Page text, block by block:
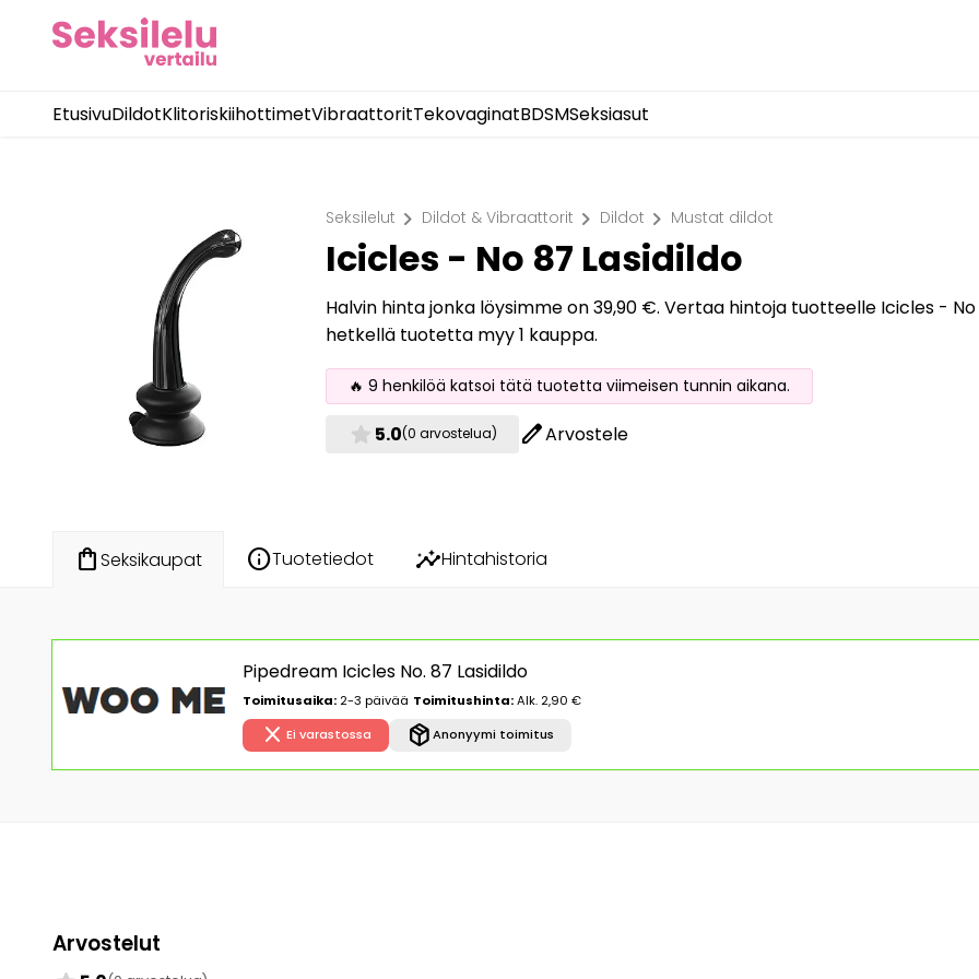
EtusivuDildotKlitoriskiihottimetVibraattoritTekovaginatBDSMSeksiasut
Seksilelut chevron_right Dildot & Vibraattorit chevron_right Dildot chevron_right Mustat dildot
Icicles - No 87 Lasidildo
Halvin hinta jonka löysimme on 39,90 €. Vertaa hintoja tuotteelle Icicles -
hetkellä tuotetta myy 1 kauppa.
🔥 9 henkilöä katsoi tätä tuotetta viimeisen tunnin aikana.
star 5.0(0 arvostelua) editArvostele
shopping_bagSeksikaupat infoTuotetiedot insightsHintahistoria
Pipedream Icicles No. 87 Lasidildo
Toimitusaika: 2-3 päivää Toimitushinta:Alk. 2,90 €
close Ei varastossa package_2Anonyymi toimitus
Arvostelut